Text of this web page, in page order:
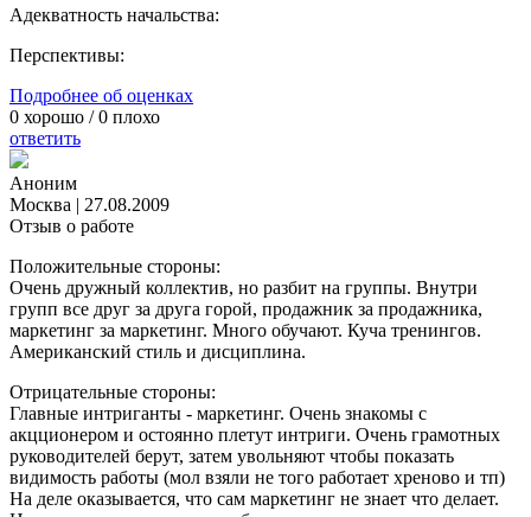
Адекватность начальства:
Перспективы:
Подробнее об оценках
0 хорошо /0 плохо
ответить
Аноним
Москва | 27.08.2009
Отзыв о работе
Положительные стороны:
Очень дружный коллектив, но разбит на группы. Внутри
групп все друг за друга горой, продажник за продажника,
маркетинг за маркетинг. Много обучают. Куча тренингов.
Американский стиль и дисциплина.
Отрицательные стороны:
Главные интриганты - маркетинг. Очень знакомы с
акцционером и остоянно плетут интриги. Очень грамотных
руководителей берут, затем увольняют чтобы показать
видимость работы (мол взяли не того работает хреново и тп)
На деле оказывается, что сам маркетинг не знает что делает.